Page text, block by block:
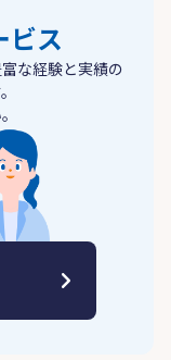
ビス
な経験と実績の